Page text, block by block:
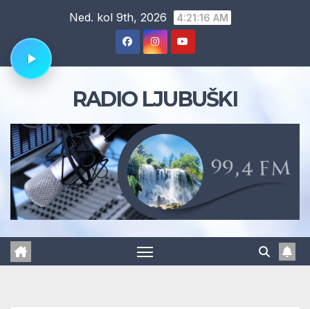
content
Ned. kol 9th, 2026 4:21:17 AM
RADIO LJUBUŠKI